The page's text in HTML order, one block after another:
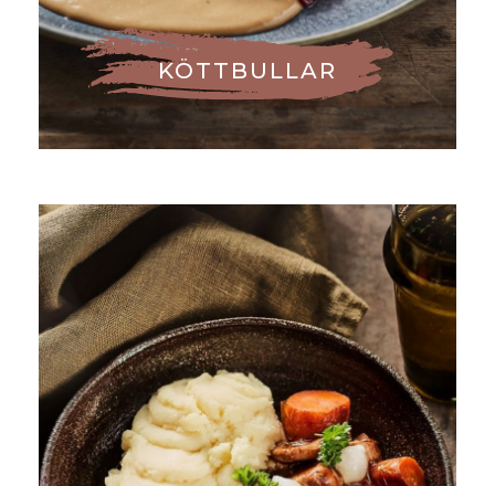
KÖTTBULLAR